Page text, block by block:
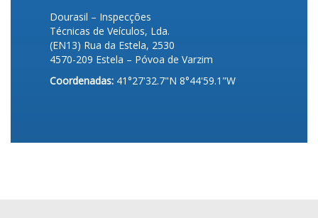
41.459094, -8.749748
Dourasil – Inspecções
Técnicas de Veículos, Lda.
(EN13) Rua da Estela, 2530
4570-209 Estela – Póvoa de Varzim
Coordenadas: 41°27'32.7"N 8°44'59.1"W